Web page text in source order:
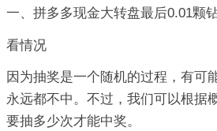
一、拼多多现金大转盘最后0.01颗
看情况
因为抽奖是一个随机的过程，有可
永远都不中。不过，我们可以根据
要抽多少次才能中奖。